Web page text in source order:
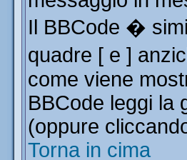
Il BBCode �
quadre [ e ]
come viene
BBCode leggi la
(oppure
Torna in cima